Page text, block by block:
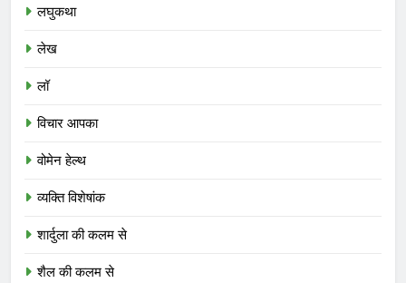
लघुकथा
लेख
लॉ
विचार आपका
वोमेन हेल्थ
व्यक्ति विशेषांक
शार्दुला की कलम से
शैल की कलम से